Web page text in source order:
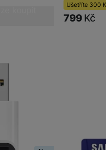
Ušetříte 300
799 Kč